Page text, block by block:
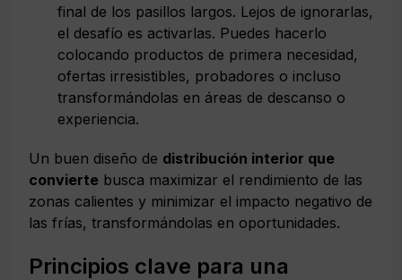
final de los pasillos largos. Lejos de ignorarlas,
el desafío es activarlas. Puedes hacerlo
colocando productos de primera necesidad,
ofertas irresistibles, probadores o incluso
transformándolas en áreas de descanso o
experiencia.
Un buen diseño de distribución interior que
convierte busca maximizar el rendimiento de las
zonas calientes y minimizar el impacto negativo de
las frías, transformándolas en oportunidades.
Principios clave para una